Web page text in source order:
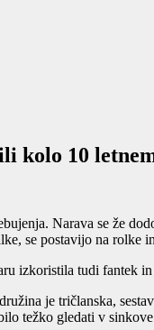
kolo 10
Narava se že
se postavijo na rolke
izkoristila tudi fantek
je tričlanska,
težko gledati v